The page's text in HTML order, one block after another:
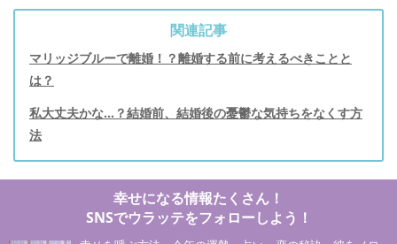
関連記事
マリッジブルーで離婚！？離婚する前に考えるべきことと
は？
私大丈夫かな…？結婚前、結婚後の憂鬱な気持ちをなくす方
法
幸せになる情報たくさん！
SNSでウラッテをフォローしよう！